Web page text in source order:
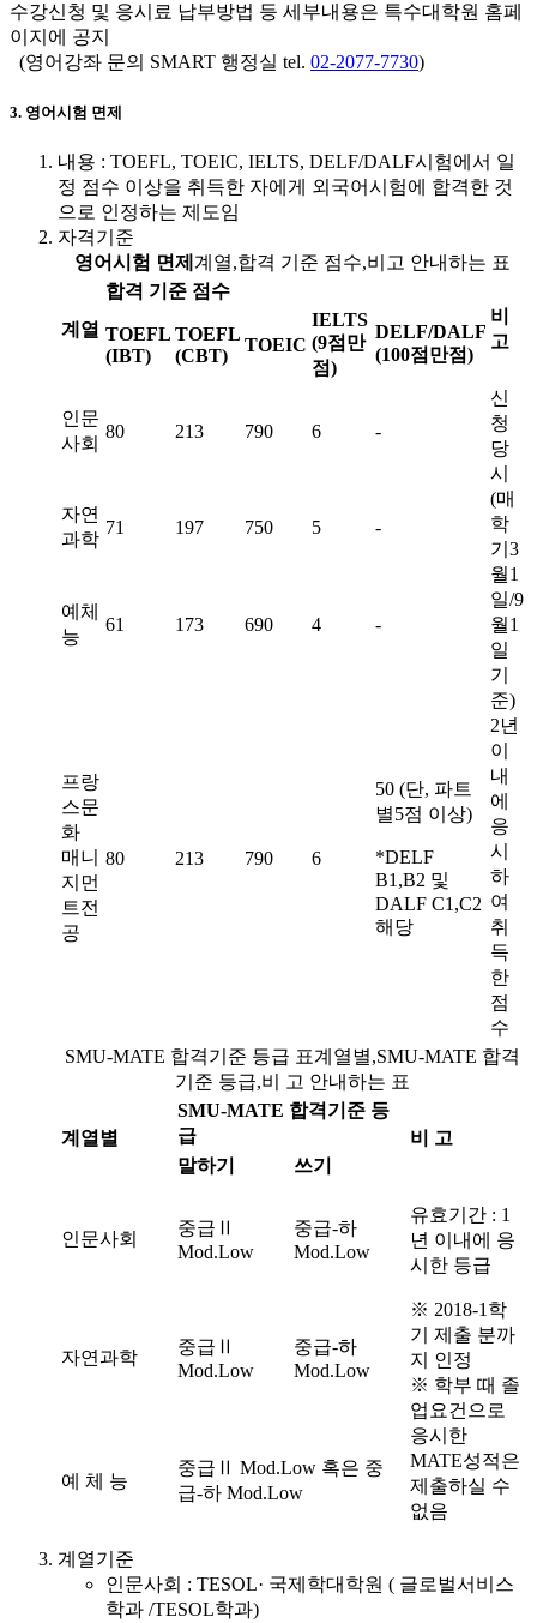
수강신청 및 응시료 납부방법 등 세부내용은 특수대학원 홈페
이지에 공지
(영어강좌 문의 SMART 행정실 tel. 02-2077-7730)
3. 영어시험 면제
내용 : TOEFL, TOEIC, IELTS, DELF/DALF시험에서 일
정 점수 이상을 취득한 자에게 외국어시험에 합격한 것
으로 인정하는 제도임
자격기준
영어시험 면제 계열,합격 기준 점수,비고 안내하는 표
계열
합격 기준 점수
비
고
TOEFL
(IBT)
TOEFL
(CBT)
TOEIC
IELTS
(9점만
점)
DELF/DALF
(100점만점)
인문
사회
80 213 790 6 -
신
청
당
시
(매
학
기3
월1
일/9
월1
일
기
준)
2년
이
내
에
응
시
하
여
취
득
한
점
수
자연
과학
71 197 750 5 -
예체
능
61 173 690 4 -
프랑
스문
화
매니
지먼
트전
공
80 213 790 6
50 (단, 파트
별5점 이상)
*DELF
B1,B2 및
DALF C1,C2
해당
SMU-MATE 합격기준 등급 표계열별,SMU-MATE 합격
기준 등급,비 고 안내하는 표
계열별
SMU-MATE 합격기준 등
급
비 고
말하기
쓰기
인문사회
중급Ⅱ
Mod.Low
중급-하
Mod.Low
유효기간 : 1
년 이내에 응
시한 등급
※ 2018-1학
기 제출 분까
지 인정
※ 학부 때 졸
업요건으로
응시한
MATE성적은
제출하실 수
없음
자연과학
중급Ⅱ
Mod.Low
중급-하
Mod.Low
예 체 능
중급Ⅱ Mod.Low 혹은 중
급-하 Mod.Low
계열기준
인문사회 : TESOL· 국제학대학원 ( 글로벌서비스
학과 /TESOL학과)